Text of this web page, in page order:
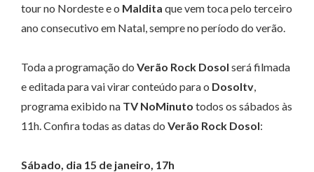
tour no Nordeste e o Maldita que vem toca pelo terceiro
ano consecutivo em Natal, sempre no período do verão.
Toda a programação do Verão Rock Dosol será filmada
e editada para vai virar conteúdo para o Dosoltv,
programa exibido na TV NoMinuto todos os sábados às
11h. Confira todas as datas do Verão Rock Dosol:
Sábado, dia 15 de janeiro, 17h